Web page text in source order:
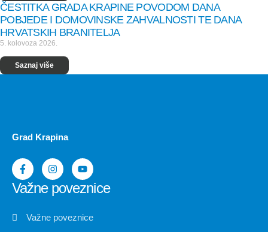
ČESTITKA GRADA KRAPINE POVODOM DANA
POBJEDE I DOMOVINSKE ZAHVALNOSTI TE DANA
HRVATSKIH BRANITELJA
5. kolovoza 2026.
Saznaj više
Grad Krapina
Važne poveznice
Važne poveznice